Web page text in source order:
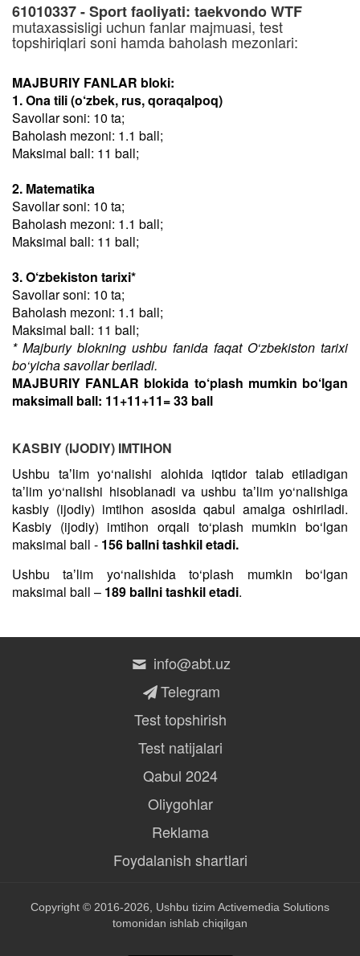
61010337 - Sport faoliyati: taekvondo WTF
mutaxassisligi uchun fanlar majmuasi, test
topshiriqlari soni hamda baholash mezonlari:
MAJBURIY FANLAR bloki:
1. Ona tili (o‘zbek, rus, qoraqalpoq)
Savollar soni: 10 ta;
Baholash mezoni: 1.1 ball;
Maksimal ball: 11 ball;
2. Matematika
Savollar soni: 10 ta;
Baholash mezoni: 1.1 ball;
Maksimal ball: 11 ball;
3. O‘zbekiston tarixi*
Savollar soni: 10 ta;
Baholash mezoni: 1.1 ball;
Maksimal ball: 11 ball;
* Majburiy blokning ushbu fanida faqat O‘zbekiston tarixi
bo‘yicha savollar beriladi.
MAJBURIY FANLAR blokida to‘plash mumkin bo‘lgan
maksimall ball: 11+11+11= 33 ball
KASBIY (IJODIY) IMTIHON
Ushbu taʼlim yo‘nalishi alohida iqtidor talab etiladigan
taʼlim yo‘nalishi hisoblanadi va ushbu taʼlim yo‘nalishiga
kasbiy (ijodiy) imtihon asosida qabul amalga oshiriladi.
Kasbiy (ijodiy) imtihon orqali to‘plash mumkin bo‘lgan
maksimal ball - 156 ballni tashkil etadi.
Ushbu taʼlim yo‘nalishida to‘plash mumkin bo‘lgan
maksimal ball – 189 ballni tashkil etadi.
info@abt.uz
Telegram
Test topshirish
Test natijalari
Qabul 2024
Oliygohlar
Reklama
Foydalanish shartlari
Copyright © 2016-2026, Ushbu tizim Activemedia Solutions
tomonidan ishlab chiqilgan